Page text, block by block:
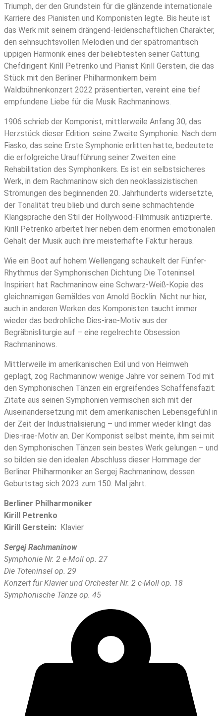
Triumph, der den Grundstein für die glänzende internationale
Karriere des Pianisten und Komponisten legte. Bis heute ist
das Werk mit seinem drängend-leidenschaftlichen Charakter,
den sehnsuchtsvollen Melodien und der spätromantisch
üppigen Harmonik eines der beliebtesten seiner Gattung.
Chefdirigent Kirill Petrenko und Pianist Kirill Gerstein, die das
Stück mit den Berliner Philharmonikern beim
Waldbühnenkonzert 2022 präsentierten, vereint eine tief
empfundene Liebe für die Musik Rachmaninows.
1906 schrieb der Komponist, mittlerweile Anfang 30, das
Herzstück dieser Edition: seine Zweite Symphonie. Nach dem
Fiasko, das seine Erste Symphonie erlitten hatte, bedeutete
die erfolgreiche Uraufführung seiner Zweiten eine
Rehabilitation des Symphonikers. Es ist ein selbstsicheres
Werk, in dem Rachmaninow sich den neoklassizistischen
Strömungen des beginnenden 20. Jahrhunderts widersetzte,
der Tonalität treu blieb und durch seine schmachtende
Klangsprache den Stil der Hollywood-Filmmusik antizipierte.
Kirill Petrenko arbeitet hier neben dem enormen emotionalen
Gehalt der Musik auch ihre meisterhafte Faktur heraus.
Wie ein Boot auf hohem Wellengang schaukelt der Fünfer-
Rhythmus der Symphonischen Dichtung Die Toteninsel.
Inspiriert hat Rachmaninow eine Schwarz-Weiß-Kopie des
gleichnamigen Gemäldes von Arnold Böcklin. Nicht nur hier,
auch in anderen Werken des Komponisten taucht immer
wieder das bedrohliche Dies-irae-Motiv aus der
Begräbnisliturgie auf – eine regelrechte Obsession
Rachmaninows.
Mittlerweile im amerikanischen Exil und von Heimweh
geplagt, zog Rachmaninow wenige Jahre vor seinem Tod mit
den Symphonischen Tänzen ein ergreifendes Schaffensfazit:
Zitate aus seinen Symphonien vermischen sich mit der
Auseinandersetzung mit dem amerikanischen Lebensgefühl in
der Zeit der Industrialisierung – und immer wieder klingt das
Dies-irae-Motiv an. Der Komponist selbst meinte, ihm sei mit
den Symphonischen Tänzen sein bestes Werk gelungen – und
so bilden sie den idealen Abschluss dieser Hommage der
Berliner Philharmoniker an Sergej Rachmaninow, dessen
Geburtstag sich 2023 zum 150. Mal jährt.
Berliner Philharmoniker
Kirill Petrenko
Kirill Gerstein: Klavier
Sergej Rachmaninow
Symphonie Nr. 2 e-Moll op. 27
Die Toteninsel op. 29
Konzert für Klavier und Orchester Nr. 2 c-Moll op. 18
Symphonische Tänze op. 45